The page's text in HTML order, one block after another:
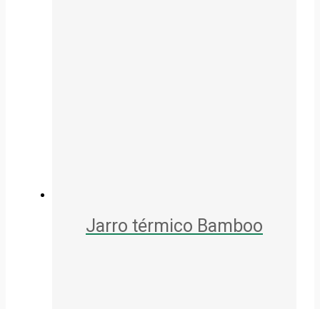
Jarro térmico Bamboo